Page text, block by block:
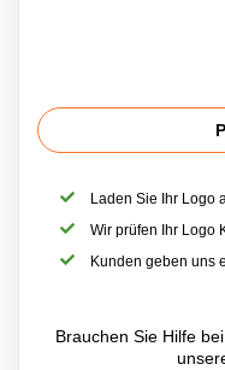
Laden Sie Ihr Logo
Wir prüfen Ihr Logo
Kunden geben uns
Brauchen Sie Hilfe